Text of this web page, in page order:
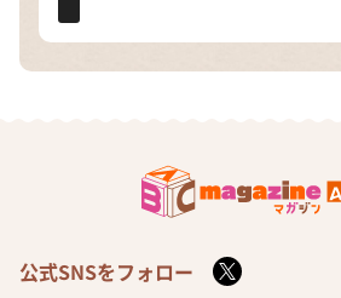
公式SNSをフォロー